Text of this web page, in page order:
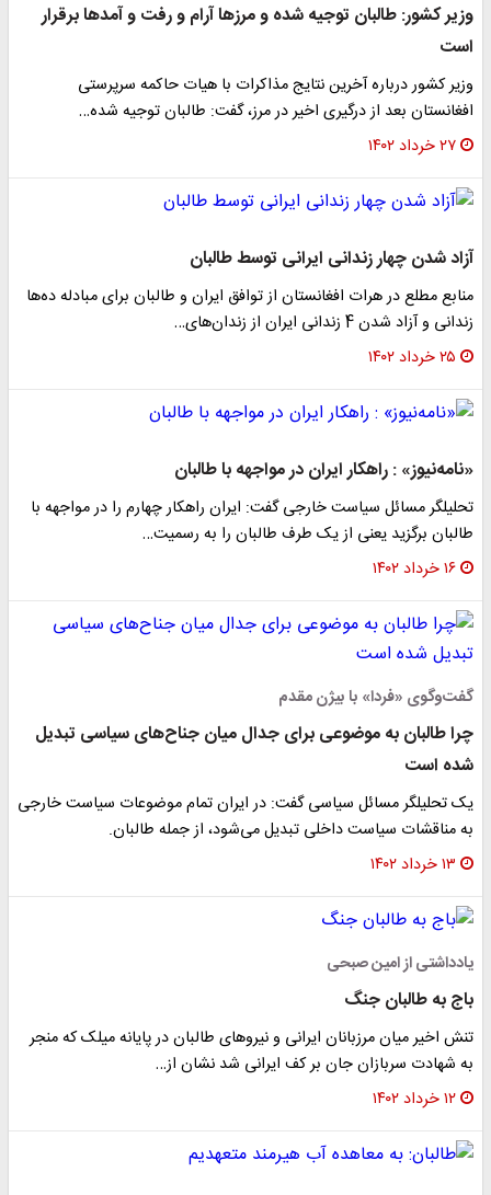
وزیر کشور: طالبان توجیه شده و مرزها آرام و رفت و آمدها برقرار
است
وزیر کشور درباره آخرین نتایج مذاکرات با هیات حاکمه سرپرستی
افغانستان بعد از درگیری اخیر در مرز، گفت: طالبان توجیه شده…
۲۷ خرداد ۱۴۰۲
آزاد شدن چهار زندانی ایرانی توسط طالبان
منابع مطلع در هرات افغانستان از توافق ایران و طالبان برای مبادله ده‌ها
زندانی و آزاد شدن 4 زندانی ایران از زندان‌های…
۲۵ خرداد ۱۴۰۲
«نامه‌نیوز» : راهکار ایران در مواجهه با طالبان
تحلیلگر مسائل سیاست خارجی گفت: ایران راهکار چهارم را در مواجهه با
طالبان برگزید یعنی از یک طرف طالبان را به رسمیت…
۱۶ خرداد ۱۴۰۲
گفت‌وگوی «فردا» با بیژن مقدم
چرا طالبان به موضوعی برای جدال میان جناح‌های سیاسی تبدیل
شده است
یک تحلیلگر مسائل سیاسی گفت: در ایران تمام موضوعات سیاست خارجی
به مناقشات سیاست داخلی تبدیل می‌شود، از جمله طالبان.
۱۳ خرداد ۱۴۰۲
یادداشتی از امین صبحی
باج به طالبان جنگ
تنش اخیر میان مرزبانان ایرانی و نیروهای طالبان در پایانه میلک که منجر
به شهادت سربازان جان بر کف ایرانی شد نشان از…
۱۲ خرداد ۱۴۰۲